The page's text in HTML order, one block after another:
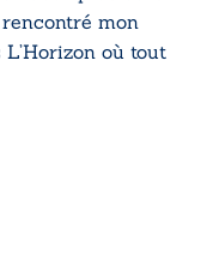
rencontré mon
L’Horizon où tout